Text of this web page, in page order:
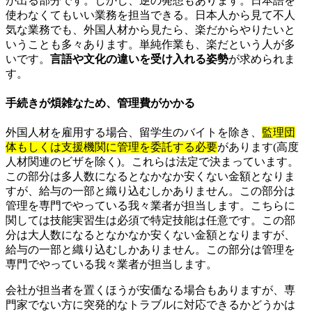
使わなくてもいい業務を担当できる。日本人から見て不人
気な業務でも、外国人材から見たら、楽だからやりたいと
いうことも多々あります。単純作業も、楽だという人が多
いです。 言語や文化の違いを受け入れる姿勢が求められま
す。
手続きが煩雑なため、管理費がかかる
外国人材を雇用する場合、留学生のバイトを除き、 監理団
体もしくは支援機関に管理を委託する必要があります(高度
人材関連のビザを除く)。これらは法定で決まっています。
この部分は多人数になるとなかなか安くない金額となりま
すが、給与の一部と織り込むしかありません。この部分は
管理を専門でやっている我々業者が担当します。こちらに
関しては技能実習生は必須で特定技能は任意です。この部
分は大人数になるとなかなか安くない金額となりますが、
給与の一部と織り込むしかありません。この部分は管理を
専門でやっている我々業者が担当します。
会社が担当者を置くほうが安価なる場合もありますが、専
門家でない方に突発的なトラブルに対応できるかどうかは